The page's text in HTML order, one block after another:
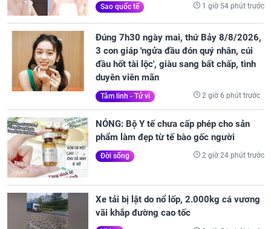
Sao quốc tế 1 giờ 54 phút trước
Đúng 7h30 ngày mai, thứ Bảy 8/8/2026,
3 con giáp 'ngửa đầu đón quý nhân, cúi
đầu hốt tài lộc', giàu sang bất chấp, tình
duyên viên mãn
Tâm linh - Tử vi 2 giờ 6 phút trước
NÓNG: Bộ Y tế chưa cấp phép cho sản
phẩm làm đẹp từ tế bào gốc người
Đời sống 2 giờ 24 phút trước
Xe tải bị lật do nổ lốp, 2.000kg cá vương
vãi khắp đường cao tốc